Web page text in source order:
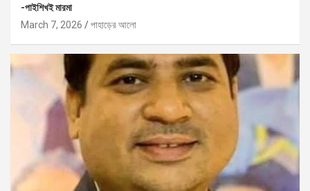
-পাইশিখই মারমা
March 7, 2026
পাহাড়ের আলো